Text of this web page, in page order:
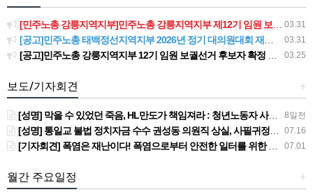
03.31
[민주노총 강릉지역지부]민주노총 강릉지역지부 제12기 임원 보궐선거결과 공고
03.31
[공고]민주노총 태백정선지역지부 2026년 정기 대의원대회 재소집 건
03.25
[공고]민주노총 강릉지역지부 12기 임원 보궐선거 후보자 확정 공고
+
보도/기자회견
8일전
[성명] 막을 수 있었던 죽음, HL만도가 책임져라 : 청년노동자 사망사고의 철저한 진상규명과 재발방지 대책 마련하라
07.16
[성명] 통일교 불법 정치자금 수수 권성동 의원직 상실, 사필귀정이다
07.01
[기자회견] 폭염은 재난이다! 폭염으로부터 안전한 일터를 위한 민주노총 강원지역본부 폭염감시단 선포 기자회견
+
월간 주요일정